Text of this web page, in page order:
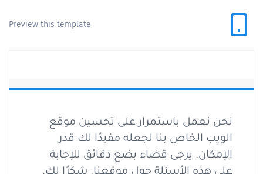
Preview this template